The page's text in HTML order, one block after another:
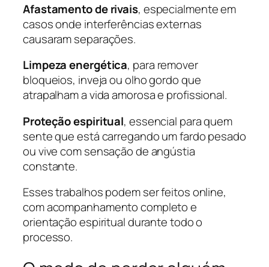
Afastamento de rivais, especialmente em
casos onde interferências externas
causaram separações.
Limpeza energética, para remover
bloqueios, inveja ou olho gordo que
atrapalham a vida amorosa e profissional.
Proteção espiritual, essencial para quem
sente que está carregando um fardo pesado
ou vive com sensação de angústia
constante.
Esses trabalhos podem ser feitos online,
com acompanhamento completo e
orientação espiritual durante todo o
processo.